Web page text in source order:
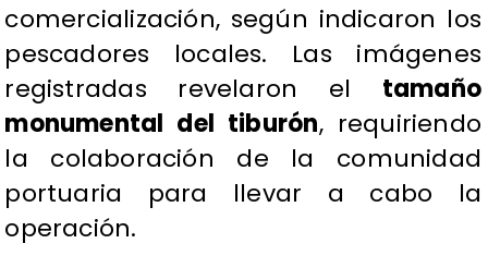
comercialización, según indicaron los
pescadores locales. Las imágenes
registradas revelaron el tamaño
monumental del tiburón, requiriendo
la colaboración de la comunidad
portuaria para llevar a cabo la
operación.